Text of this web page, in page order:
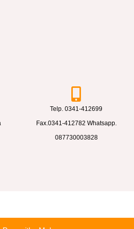
Telp. 0341-412699
Fax.0341-412782 Whatsapp.
087730003828